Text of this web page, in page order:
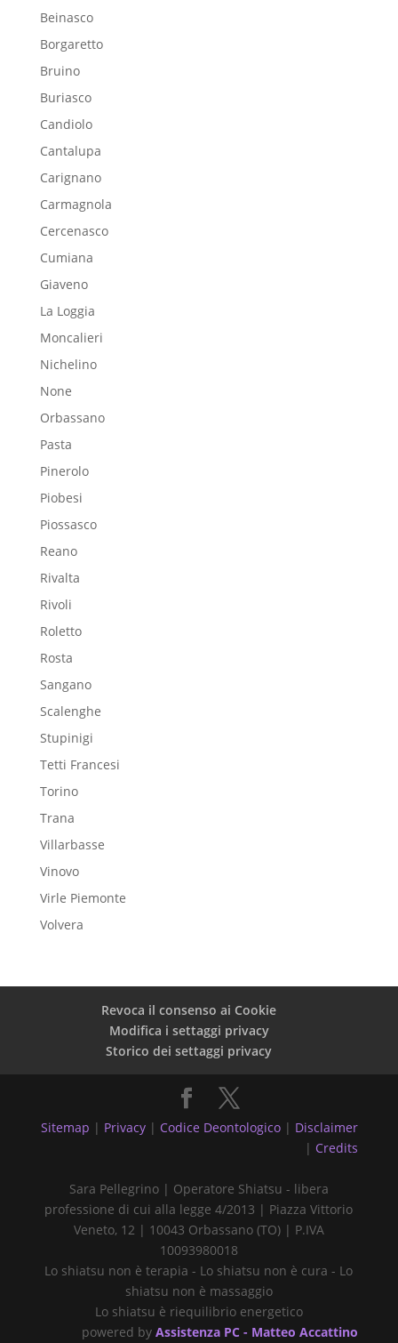
Beinasco
Borgaretto
Bruino
Buriasco
Candiolo
Cantalupa
Carignano
Carmagnola
Cercenasco
Cumiana
Giaveno
La Loggia
Moncalieri
Nichelino
None
Orbassano
Pasta
Pinerolo
Piobesi
Piossasco
Reano
Rivalta
Rivoli
Roletto
Rosta
Sangano
Scalenghe
Stupinigi
Tetti Francesi
Torino
Trana
Villarbasse
Vinovo
Virle Piemonte
Volvera
Revoca il consenso ai Cookie
Modifica i settaggi privacy
Storico dei settaggi privacy
Sitemap | Privacy | Codice Deontologico | Disclaimer
| Credits
Sara Pellegrino | Operatore Shiatsu - libera
professione di cui alla legge 4/2013 | Piazza Vittorio
Veneto, 12 | 10043 Orbassano (TO) | P.IVA
10093980018
Lo shiatsu non è terapia - Lo shiatsu non è cura - Lo
shiatsu non è massaggio
Lo shiatsu è riequilibrio energetico
powered byAssistenza PC - Matteo Accattino